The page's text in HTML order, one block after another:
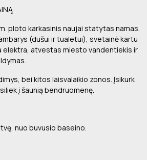
ploto karkasinis naujai statytas namas.
(dušui ir tualetui), svetainė kartu
elektra, atvestas miesto vandentiekis ir
bei kitos laisvalaikio zonos. Įsikurk
į šaunią bendruomenę.
nuo buvusio baseino.